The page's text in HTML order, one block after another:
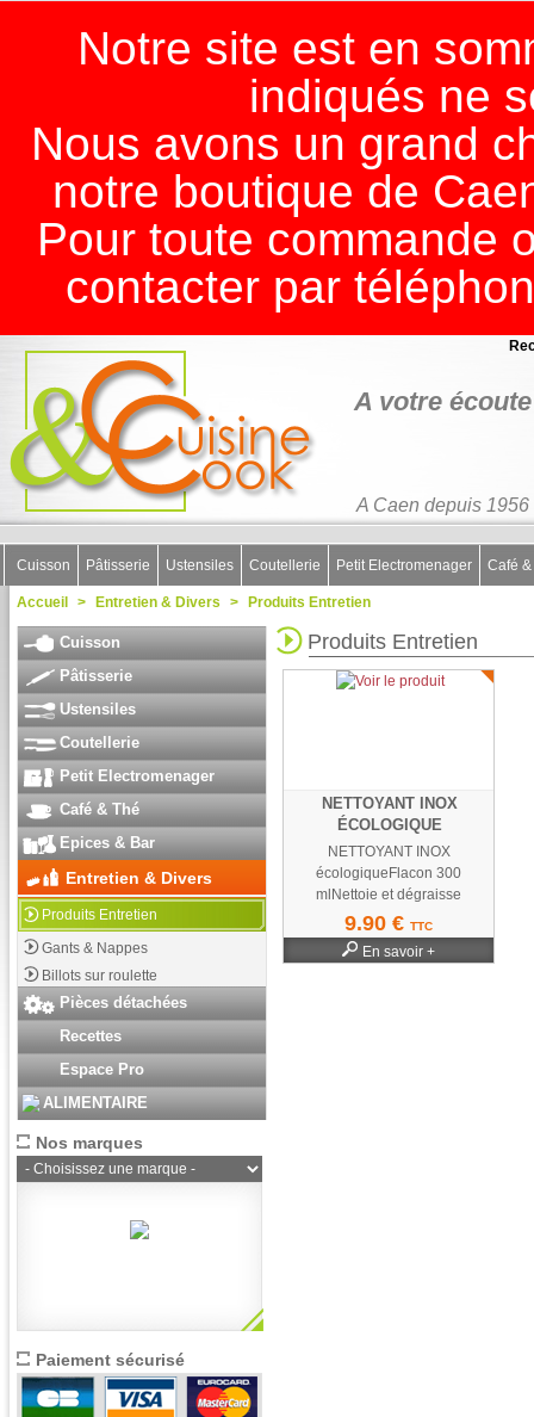
Notre site est en
indiqués ne
Nous avons un grand
notre boutique de
Pour toute commande
contacter par
A votre
A Caen depuis 1956
Cuisson Pâtisserie Ustensiles Coutellerie Petit Electromenager Café
Accueil > Entretien & Divers > Produits Entretien
Cuisson
Pâtisserie
Ustensiles
Coutellerie
Petit Electromenager
Café & Thé
Epices & Bar
Entretien & Divers
Produits Entretien
Gants & Nappes
Billots sur roulette
Pièces détachées
Recettes
Espace Pro
ALIMENTAIRE
Nos marques
Paiement sécurisé
Produits Entretien
NETTOYANT INOX
ÉCOLOGIQUE
NETTOYANT INOX
écologiqueFlacon 300
mlNettoie et dégraisse
parfaitement en une seule...
9.90 € TTC
En savoir +